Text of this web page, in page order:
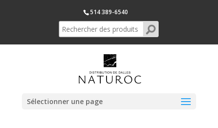
514 389-6540
Sélectionner une page